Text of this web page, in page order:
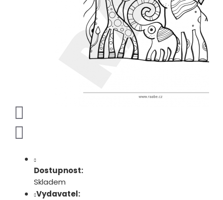
Dostupnost:
Skladem
Vydavatel: